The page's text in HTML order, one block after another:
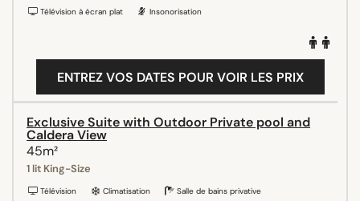
Télévision à écran plat
Insonorisation
ENTREZ VOS DATES POUR VOIR LES PRIX
Exclusive Suite with Outdoor Private pool and
Caldera View
45m²
1 lit King-Size
Télévision Climatisation Salle de bains privative